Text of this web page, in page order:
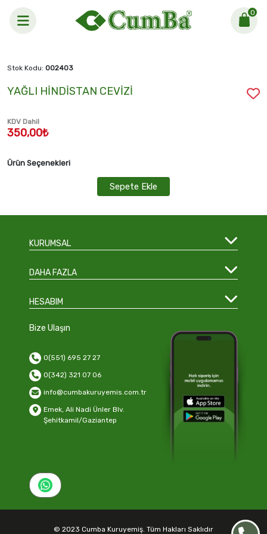
0
YAĞLI HİNDİSTAN CEVİZİ
Stok Kodu: 002403
YAĞLI HİNDİSTAN CEVİZİ
KDV Dahil
350,00₺
Ürün Seçenekleri
Sepete Ekle
KURUMSAL
DAHA FAZLA
HESABIM
Bize Ulaşın
0(551) 695 27 27
0(342) 321 07 06
info@cumbakuruyemis.com.tr
Emek, Ali Nadi Ünler Blv.
Şehitkamil/Gaziantep
© 2023 Cumba Kuruyemiş. Tüm Hakları Saklıdır